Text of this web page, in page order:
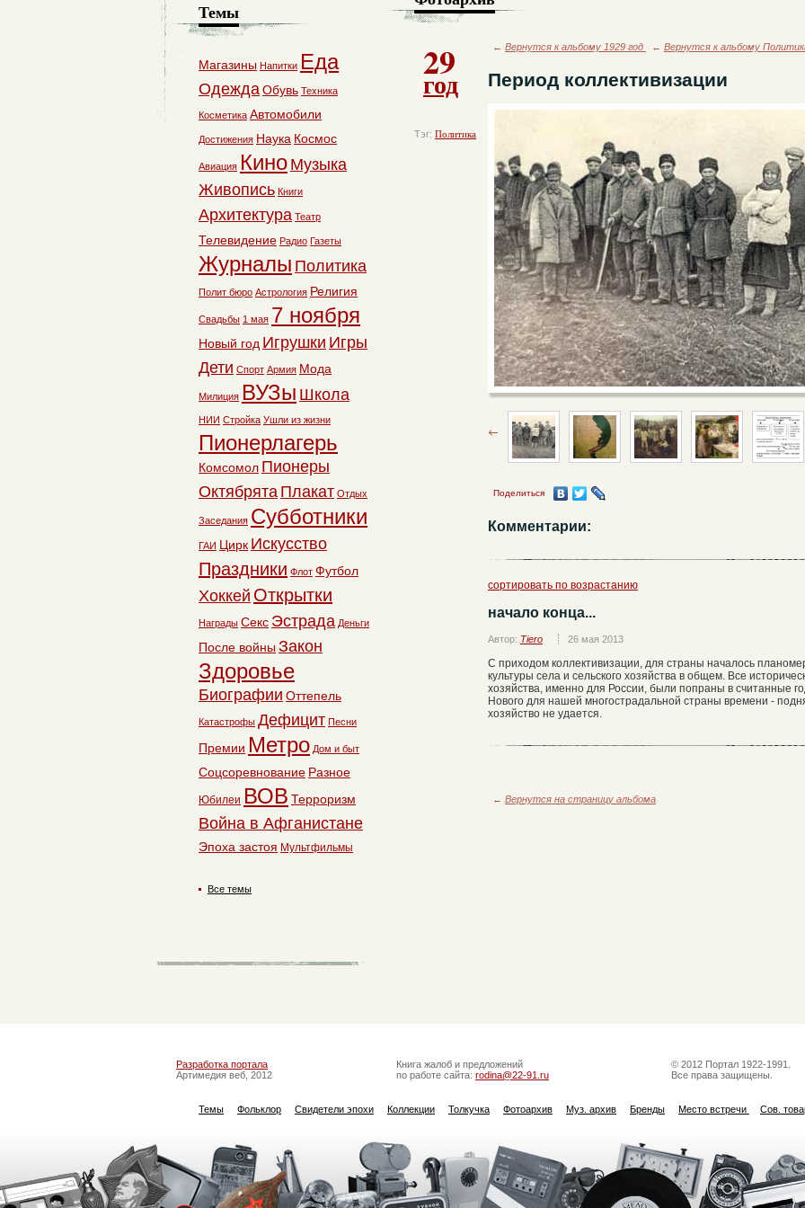
29
год
Тэг: Политика
← Вернутся к альбому 1929 год ← Вернутся к альбому
Период коллективизации
Поделиться
Комментарии:
сортировать по возрастанию
начало конца...
Автор: Tiero 26 мая 2013
С приходом коллективизации, для страны началось
культуры села и сельского хозяйства в общем. Все
хозяйства, именно для России, были попраны в считанные
Нового для нашей многострадальной страны времени -
хозяйство не удается.
← Вернутся на страницу альбома
Темы
Магазины Напитки Еда
ОдеждаОбувь Техника
Косметика Автомобили
Достижения Наука Космос
Авиация Кино Музыка
Живопись Книги
Архитектура Театр
Телевидение Радио Газеты
Журналы Политика
Полит бюро Астрология Религия
Свадьбы 1 мая 7 ноября
Новый год Игрушки Игры
Дети Спорт Армия Мода
Милиция ВУЗы Школа
НИИ Стройка Ушли из жизни
Пионерлагерь
Комсомол Пионеры
Октябрята Плакат Отдых
Заседания Субботники
ГАИ Цирк Искусство
Праздники Флот Футбол
Хоккей Открытки
Награды Секс Эстрада Деньги
После войны Закон
Здоровье
Биографии Оттепель
Катастрофы Дефицит Песни
Премии Метро Дом и быт
Соцсоревнование Разное
Юбилеи ВОВ Терроризм
Война в Афганистане
Эпоха застоя Мультфильмы
Все темы
Разработка портала
Артимедия веб, 2012
Книга жалоб и предложений
по работе сайта: rodina@22-91.ru
© 2012 Портал 1922-1991.
Все права защищены.
Темы Фольклор Свидетели эпохи Коллекции Толкучка Фотоархив Муз. архив Бренды Место встречи Сов.